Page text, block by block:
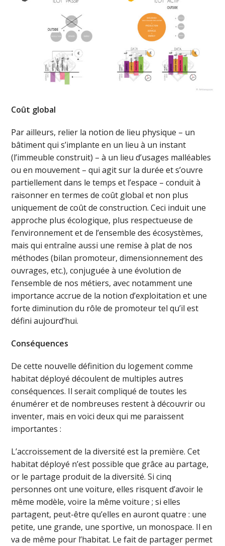
Coût global
Par ailleurs, relier la notion de lieu physique – un
bâtiment qui s’implante en un lieu à un instant
(l’immeuble construit) – à un lieu d’usages malléables
ou en mouvement – qui agit sur la durée et s’ouvre
partiellement dans le temps et l’espace – conduit à
raisonner en termes de coût global et non plus
uniquement de coût de construction. Ceci induit une
approche plus écologique, plus respectueuse de
l’environnement et de l’ensemble des écosystèmes,
mais qui entraîne aussi une remise à plat de nos
méthodes (bilan promoteur, dimensionnement des
ouvrages, etc.), conjuguée à une évolution de
l’ensemble de nos métiers, avec notamment une
importance accrue de la notion d’exploitation et une
forte diminution du rôle de promoteur tel qu’il est
défini aujourd’hui.
Conséquences
De cette nouvelle définition du logement comme
habitat déployé découlent de multiples autres
conséquences. Il serait compliqué de toutes les
énumérer et de nombreuses restent à découvrir ou
inventer, mais en voici deux qui me paraissent
importantes :
L’accroissement de la diversité est la première. Cet
habitat déployé n’est possible que grâce au partage,
or le partage produit de la diversité. Si cinq
personnes ont une voiture, elles risquent d’avoir le
même modèle, voire la même voiture ; si elles
partagent, peut-être qu’elles en auront quatre : une
petite, une grande, une sportive, un monospace. Il en
va de même pour l’habitat. Le fait de partager permet